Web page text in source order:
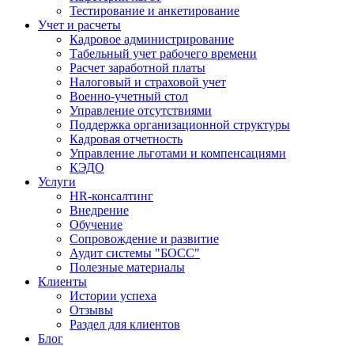
Тестирование и анкетирование
Учет и расчеты
Кадровое администрирование
Табельный учет рабочего времени
Расчет заработной платы
Налоговый и страховой учет
Военно-учетный стол
Управление отсутствиями
Поддержка организационной структуры
Кадровая отчетность
Управление льготами и компенсациями
КЭДО
Услуги
HR-консалтинг
Внедрение
Обучение
Сопровождение и развитие
Аудит системы "БОСС"
Полезные материалы
Клиенты
Истории успеха
Отзывы
Раздел для клиентов
Блог